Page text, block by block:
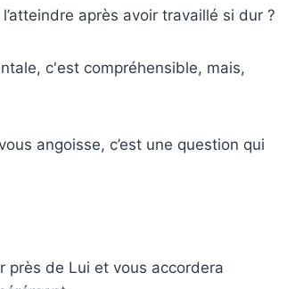
après avoir travaillé si dur ?
c'est compréhensible, mais,
angoisse, c’est une question qui
près de Lui et vous accordera